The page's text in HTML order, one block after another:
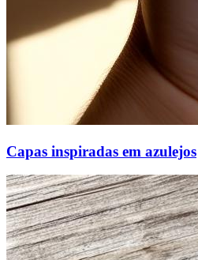
Capas inspiradas em azulejos